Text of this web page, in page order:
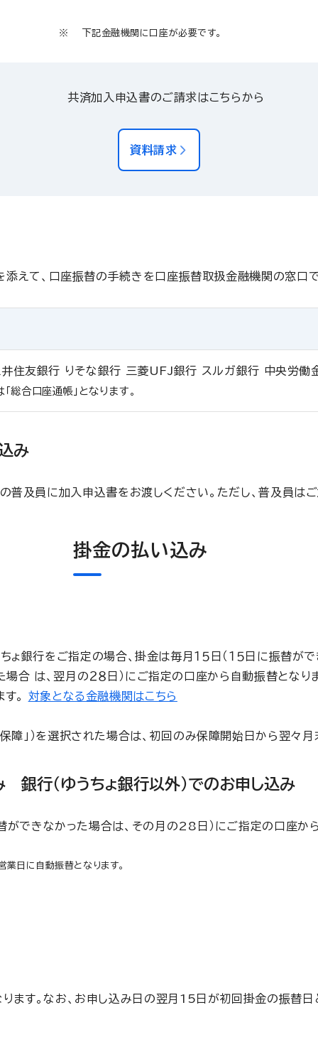
下記金融機関に口座が必要です。
共済加入申込書のご請求はこちらから
資料請求
えて、口座振替の手続きを口座振替取扱金融機関の窓口
住友銀行 りそな銀行 三菱UFJ銀行 スルガ銀行 中央労働
総合口座通帳」となります。
み
普及員に加入申込書をお渡しください。ただし、普及員は
掛金の払い込み
行をご指定の場合、掛金は毎月１５日（１５日に振替が
合 は、翌月の２８日）にご指定の口座から自動振替となり
。 対象となる金融機関はこちら
」）を選択された場合は、初回のみ保障開始日から翌々
銀行（ゆうちょ銀行以外）でのお申し込み
できなかった場合は、その月の28日）にご指定の口座か
日に自動振替となります。
、お申し込み日の翌月15日が初回掛金の振替